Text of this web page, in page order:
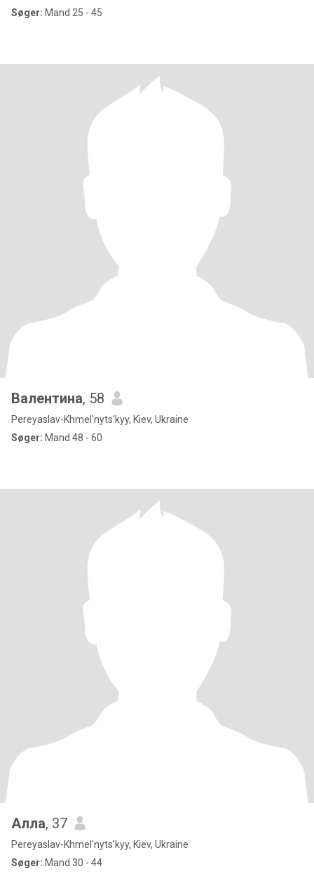
Søger: Mand 25 - 45
Валентина, 58
Pereyaslav-Khmel'nyts'kyy, Kiev, Ukraine
Søger: Mand 48 - 60
Алла, 37
Pereyaslav-Khmel'nyts'kyy, Kiev, Ukraine
Søger: Mand 30 - 44